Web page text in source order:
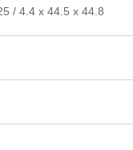
/ 4.4 x 44.5 x 44.8